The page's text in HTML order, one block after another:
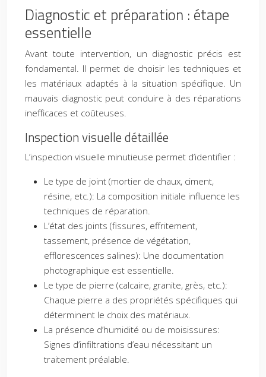
Diagnostic et préparation : étape
essentielle
Avant toute intervention, un diagnostic précis est
fondamental. Il permet de choisir les techniques et
les matériaux adaptés à la situation spécifique. Un
mauvais diagnostic peut conduire à des réparations
inefficaces et coûteuses.
Inspection visuelle détaillée
L’inspection visuelle minutieuse permet d’identifier :
Le type de joint (mortier de chaux, ciment,
résine, etc.): La composition initiale influence les
techniques de réparation.
L’état des joints (fissures, effritement,
tassement, présence de végétation,
efflorescences salines): Une documentation
photographique est essentielle.
Le type de pierre (calcaire, granite, grès, etc.):
Chaque pierre a des propriétés spécifiques qui
déterminent le choix des matériaux.
La présence d’humidité ou de moisissures:
Signes d’infiltrations d’eau nécessitant un
traitement préalable.